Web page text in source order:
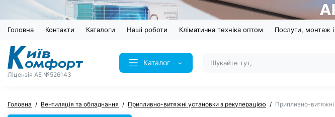
Головна Контакти Каталоги Наші роботи Кліматична техніка оптом Послуги, монтаж
Ліцензія AE №526143
Каталог
Головна Вентиляція та обладнання Припливно-витяжні установки з рекуперацією Припливно-